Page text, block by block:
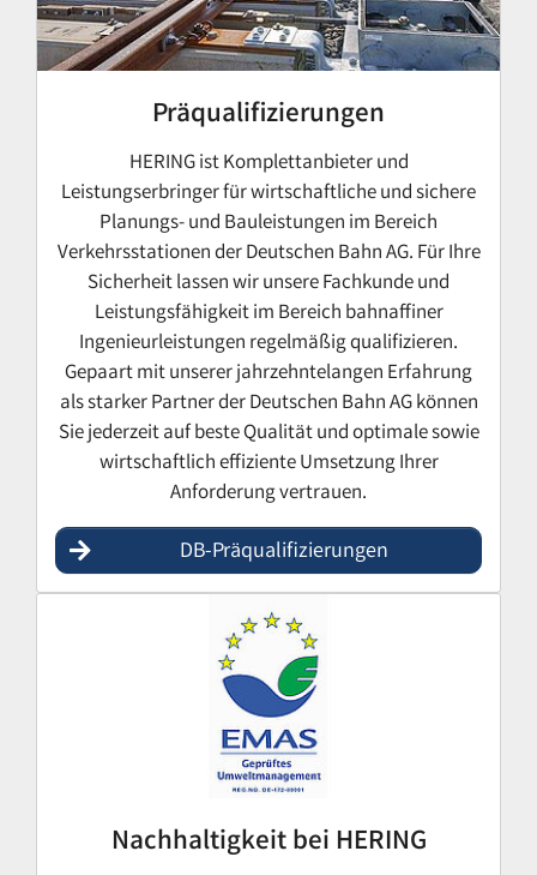
Präqualifizierungen
HERING ist Komplettanbieter und
Leistungserbringer für wirtschaftliche und sichere
Planungs- und Bauleistungen im Bereich
Verkehrsstationen der Deutschen Bahn AG. Für Ihre
Sicherheit lassen wir unsere Fachkunde und
Leistungsfähigkeit im Bereich bahnaffiner
Ingenieurleistungen regelmäßig qualifizieren.
Gepaart mit unserer jahrzehntelangen Erfahrung
als starker Partner der Deutschen Bahn AG können
Sie jederzeit auf beste Qualität und optimale sowie
wirtschaftlich effiziente Umsetzung Ihrer
Anforderung vertrauen.
DB-Präqualifizierungen
Nachhaltigkeit bei HERING